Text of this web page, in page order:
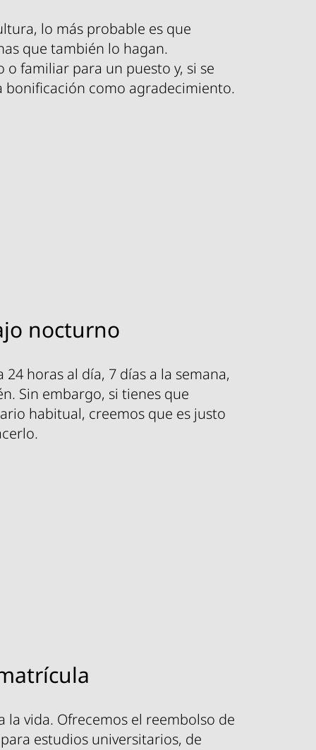
lo más probable es que
que también lo hagan.
o familiar para un puesto y, si se
bonificación como agradecimiento.
nocturno
horas al día, 7 días a la semana,
Sin embargo, si tienes que
habitual, creemos que es justo
la vida. Ofrecemos el reembolso de
estudios universitarios, de